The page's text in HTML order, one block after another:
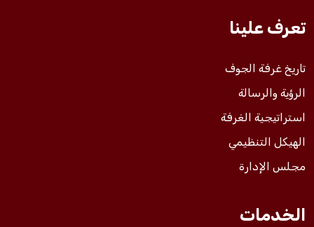
مشاريع الغرفة
تعرف علينا
تاريخ غرفة الجوف
الرؤية والرسالة
استراتيجية الغرفة
الهيكل التنظيمي
مجلس الإدارة
الخدمات